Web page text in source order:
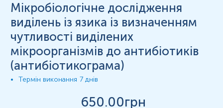
виділення із язика
Одиниці вимірювання, референтні значення та діапазон
вимірювань можуть змінюватися у відповідності до зміни
тест-систем.
Мікробіологічне дослідження
виділень із язика із визначенням
чутливості виділених
мікроорганізмів до антибіотиків
(антибіотикограма)
Термін виконання 7 днів
650.00грн